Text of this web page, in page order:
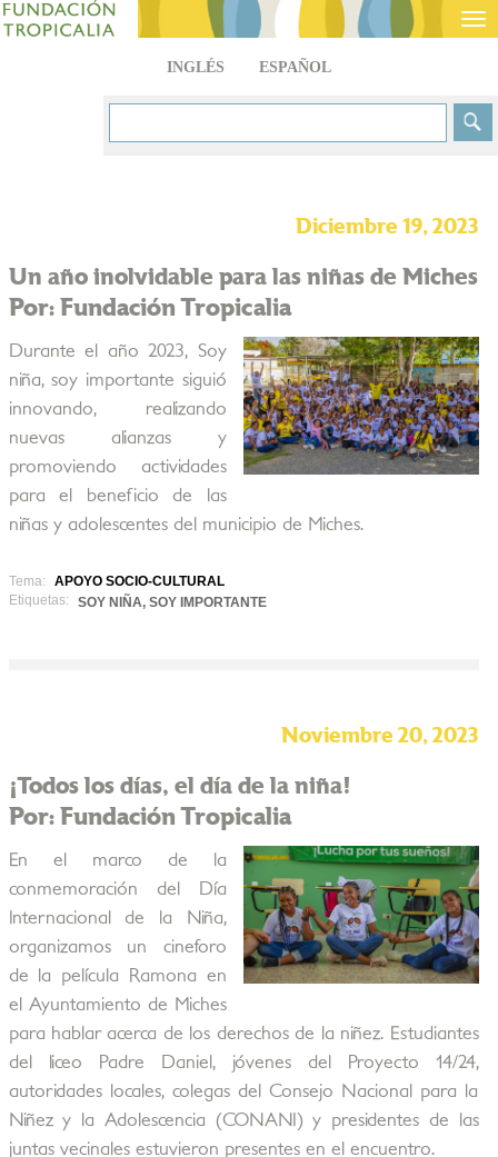
INGLÉS ESPAÑOL
Diciembre 19, 2023
Un año inolvidable para las niñas de Miches
Por: Fundación Tropicalia
Durante el año 2023, Soy
niña, soy importante siguió
innovando, realizando
nuevas alianzas y
promoviendo actividades
para el beneficio de las
niñas y adolescentes del municipio de Miches.
Tema:
APOYO SOCIO-CULTURAL
Etiquetas:
SOY NIÑA, SOY IMPORTANTE
Noviembre 20, 2023
¡Todos los días, el día de la niña!
Por: Fundación Tropicalia
En el marco de la
conmemoración del Día
Internacional de la Niña,
organizamos un cineforo
de la película Ramona en
el Ayuntamiento de Miches
para hablar acerca de los derechos de la niñez. Estudiantes
del liceo Padre Daniel, jóvenes del Proyecto 14/24,
autoridades locales, colegas del Consejo Nacional para la
Niñez y la Adolescencia (CONANI) y presidentes de las
juntas vecinales estuvieron presentes en el encuentro.